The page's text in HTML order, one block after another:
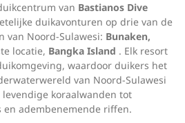
van Bastianos Dive
duikavonturen op drie van de
van Noord-Sulawesi: Bunaken,
locatie, Bangka Island . Elk resort
waardoor duikers het
van Noord-Sulawesi
koraalwanden tot
en adembenemende riffen.